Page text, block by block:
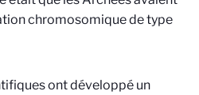
chromosomique de type
ont développé un